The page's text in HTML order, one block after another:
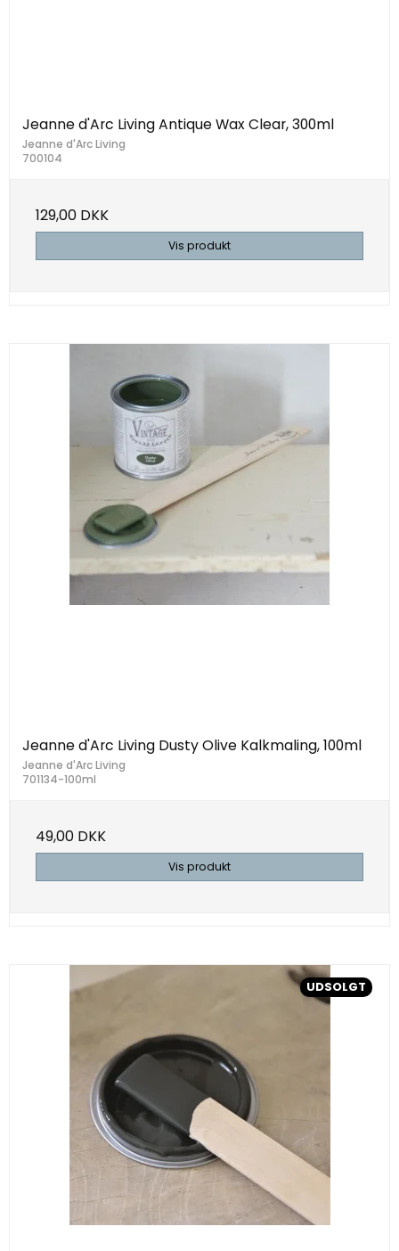
Jeanne d'Arc Living Antique Wax Clear, 300ml
Jeanne d'Arc Living
700104
129,00 DKK
Vis produkt
Jeanne d'Arc Living Dusty Olive Kalkmaling, 100ml
Jeanne d'Arc Living
701134-100ml
49,00 DKK
Vis produkt
UDSOLGT